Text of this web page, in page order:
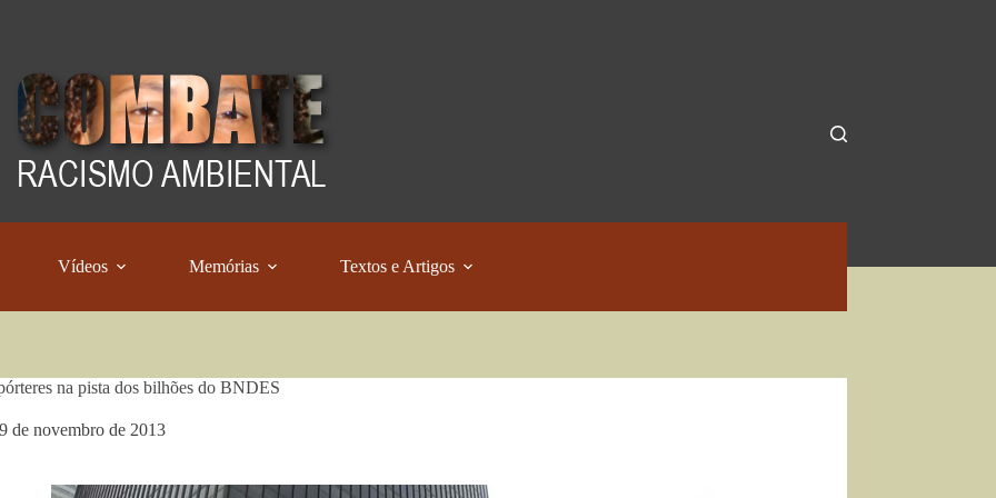
Vídeos Memórias Textos e Artigos
na pista dos bilhões do BNDES
de novembro de 2013